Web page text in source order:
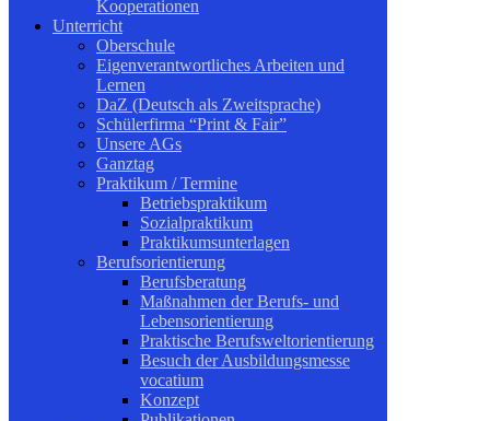
Kooperationen
Unterricht
Oberschule
Eigenverantwortliches Arbeiten und
Lernen
DaZ (Deutsch als Zweitsprache)
Schülerfirma “Print & Fair”
Unsere AGs
Ganztag
Praktikum / Termine
Betriebspraktikum
Sozialpraktikum
Praktikumsunterlagen
Berufsorientierung
Berufsberatung
Maßnahmen der Berufs- und
Lebensorientierung
Praktische Berufsweltorientierung
Besuch der Ausbildungsmesse
vocatium
Konzept